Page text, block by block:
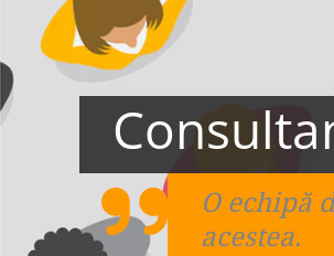
O echipă
acestea.